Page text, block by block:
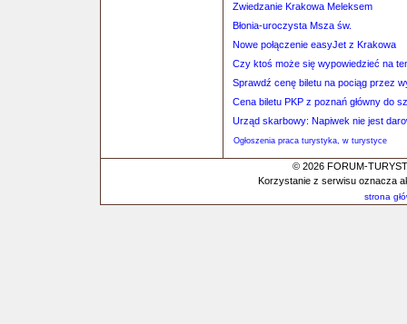
Zwiedzanie Krakowa Meleksem
Błonia-uroczysta Msza św.
Nowe połączenie easyJet z Krakowa
Czy ktoś może się wypowiedzieć na
Sprawdź cenę biletu na pociąg przez
Cena biletu PKP z poznań główny do
Urząd skarbowy: Napiwek nie jest
Ogłoszenia praca turystyka, w turystyce
© 2026 FORUM-
Korzystanie z serwisu oznacza
strona